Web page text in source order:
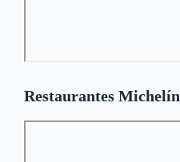
Restaurantes Michelín